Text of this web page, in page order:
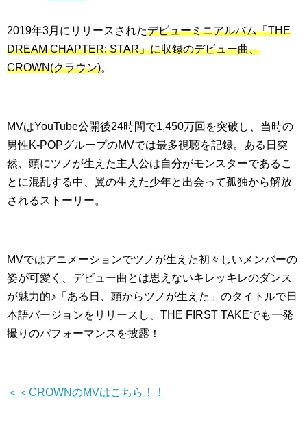
2019年3月にリリースされたデビューミニアルバム「THE
DREAM CHAPTER: STAR」に収録のデビュー曲、
CROWN(クラウン)。
MVはYouTube公開後24時間で1,450万回を突破し、当時の
男性K-POPグループのMVでは最多視聴を記録。ある日突
然、頭にツノが生えた主人公は自分がモンスターであるこ
とに混乱する中、翼の生えた少年と出会って孤独から解放
されるストーリー。
MVではアニメーションでツノが生えた初々しいメンバーの
姿が可愛く、デビュー曲とは思えないキレッキレのダンス
が魅力的♪「ある日、頭からツノが生えた」のタイトルで日
本語バージョンをリリースし、THE FIRST TAKEでも一発
撮りのパフォーマンスを披露！
＜＜CROWNのMVはこちら！！